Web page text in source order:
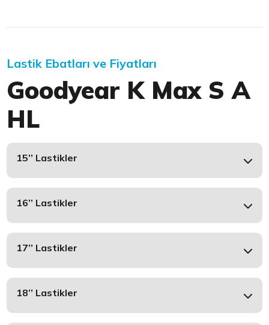
Lastik Ebatları ve Fiyatları
Goodyear K Max S A
HL
15’’ Lastikler
16’’ Lastikler
17’’ Lastikler
18’’ Lastikler